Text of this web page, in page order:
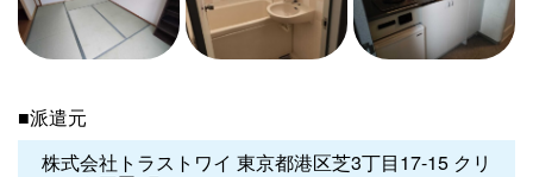
■派遣元
株式会社トラストワイ 東京都港区芝3丁目17-15 クリ